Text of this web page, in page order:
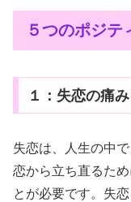
５つのポジテ
１：失恋の痛
失恋は、人生の中
恋から立ち直るた
とが必要です。失